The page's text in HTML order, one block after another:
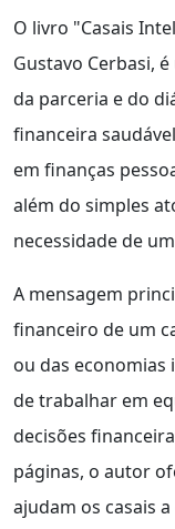
O livro "Casais
Gustavo Cerbasi,
da parceria e do
financeira
em finanças
além do simples
necessidade de
A mensagem
financeiro de um
ou das economias
de trabalhar em
decisões
páginas, o autor
ajudam os casais